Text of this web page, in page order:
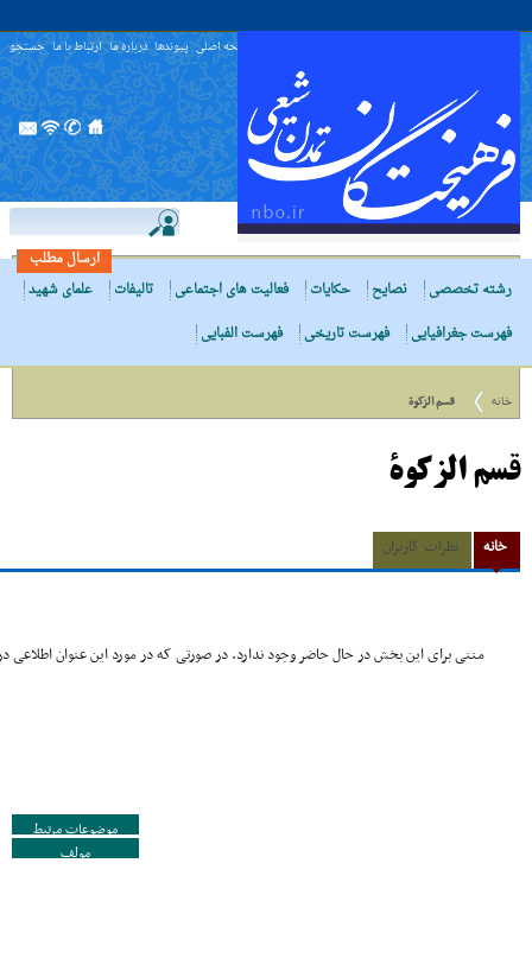
صفحه اصلی پیوندها درباره ما ارتباط با ما جستجو
ارسال مطلب
رشته تخصصی
نصایح حکایات فعالیت های اجتماعی تالیفات
علمای شهید
فهرست جغرافیایی
فهرست تاریخی فهرست الفبایی
خانه قسم الزکوة
قسم الزکوة
خانه نظرات کاربران
متنی برای این بخش در حال حاضر وجود ندارد. در صورتی که در مورد این عنوان اطلاعی
موضوعات مرتبط
مولف